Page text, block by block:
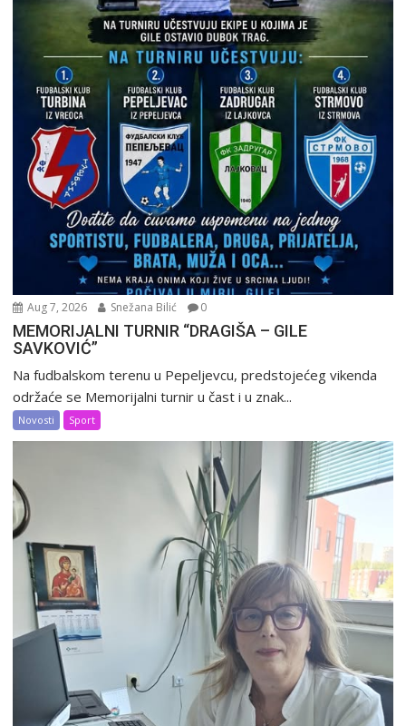
Aug 7, 2026 Snežana Bilić 0
MEMORIJALNI TURNIR “DRAGIŠA – GILE
SAVKOVIĆ”
Na fudbalskom terenu u Pepeljevcu, predstojećeg vikenda
održaće se Memorijalni turnir u čast i u znak...
Novosti Sport